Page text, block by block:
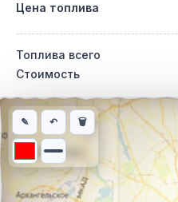
Цена топлива
Топлива всего
Стоимость
Интерактивная карта
✎ ↶ 🗑